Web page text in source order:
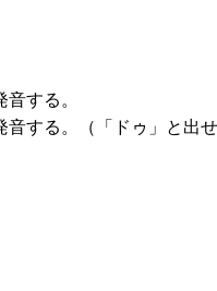
する。
する。（「ドゥ」と出